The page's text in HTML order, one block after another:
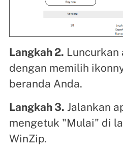
Langkah 2.
dengan memilih
beranda Anda.
Langkah 3. Jalankan
mengetuk "Mulai" di
WinZip.